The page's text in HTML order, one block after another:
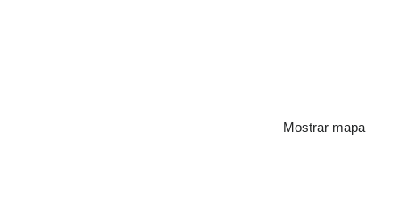
Mostrar mapa